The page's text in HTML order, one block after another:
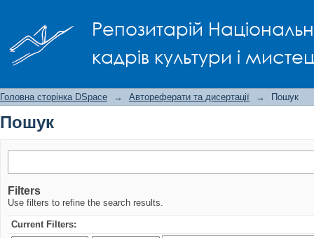
Репозитарій
кадрів культури і
Головна сторінка DSpace → Автореферати та дисертації → Пошук
Пошук
Filters
Use filters to refine the search results.
Current Filters: